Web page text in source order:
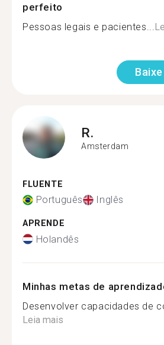
perfeito
Pessoas legais e pacientes...
R.
Amsterdam
FLUENTE
Português Inglês
APRENDE
Holandês
Minhas metas de
Desenvolver capacidades de
Leia mais